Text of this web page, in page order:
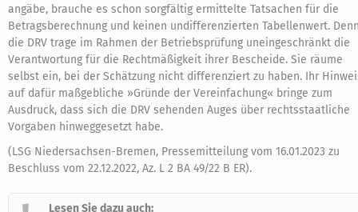
angäbe, brauche es schon sorgfältig ermittelte Tatsachen für die
Betragsberechnung und keinen undifferenzierten Tabellenwert.
die DRV trage im Rahmen der Betriebsprüfung uneingeschränkt die
Verantwortung für die Rechtmäßigkeit ihrer Bescheide. Sie räume
selbst ein, bei der Schätzung nicht differenziert zu haben. Ihr
auf dafür maßgebliche »Gründe der Vereinfachung« bringe zum
Ausdruck, dass sich die DRV sehenden Auges über rechtsstaatliche
Vorgaben hinweggesetzt habe.
(LSG Niedersachsen-Bremen, Pressemitteilung vom 16.01.2023 zu
Beschluss vom 22.12.2022, Az. L 2 BA 49/22 B ER).
Lesen Sie dazu auch: